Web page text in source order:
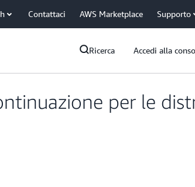
Contattaci AWS Marketplace Supporto
Ricerca Accedi alla
per le